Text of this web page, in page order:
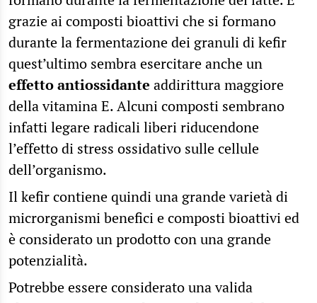
grazie ai composti bioattivi che si formano
durante la fermentazione dei granuli di kefir
quest’ultimo sembra esercitare anche un
effetto antiossidante addirittura maggiore
della vitamina E. Alcuni composti sembrano
infatti legare radicali liberi riducendone
l’effetto di stress ossidativo sulle cellule
dell’organismo.
Il kefir contiene quindi una grande varietà di
microrganismi benefici e composti bioattivi ed
è considerato un prodotto con una grande
potenzialità.
Potrebbe essere considerato una valida